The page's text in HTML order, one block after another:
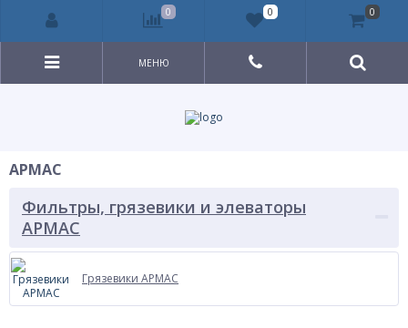
МЕНЮ
АРМАС
Фильтры, грязевики и элеваторы
АРМАС
Грязевики АРМАС
0 0 0